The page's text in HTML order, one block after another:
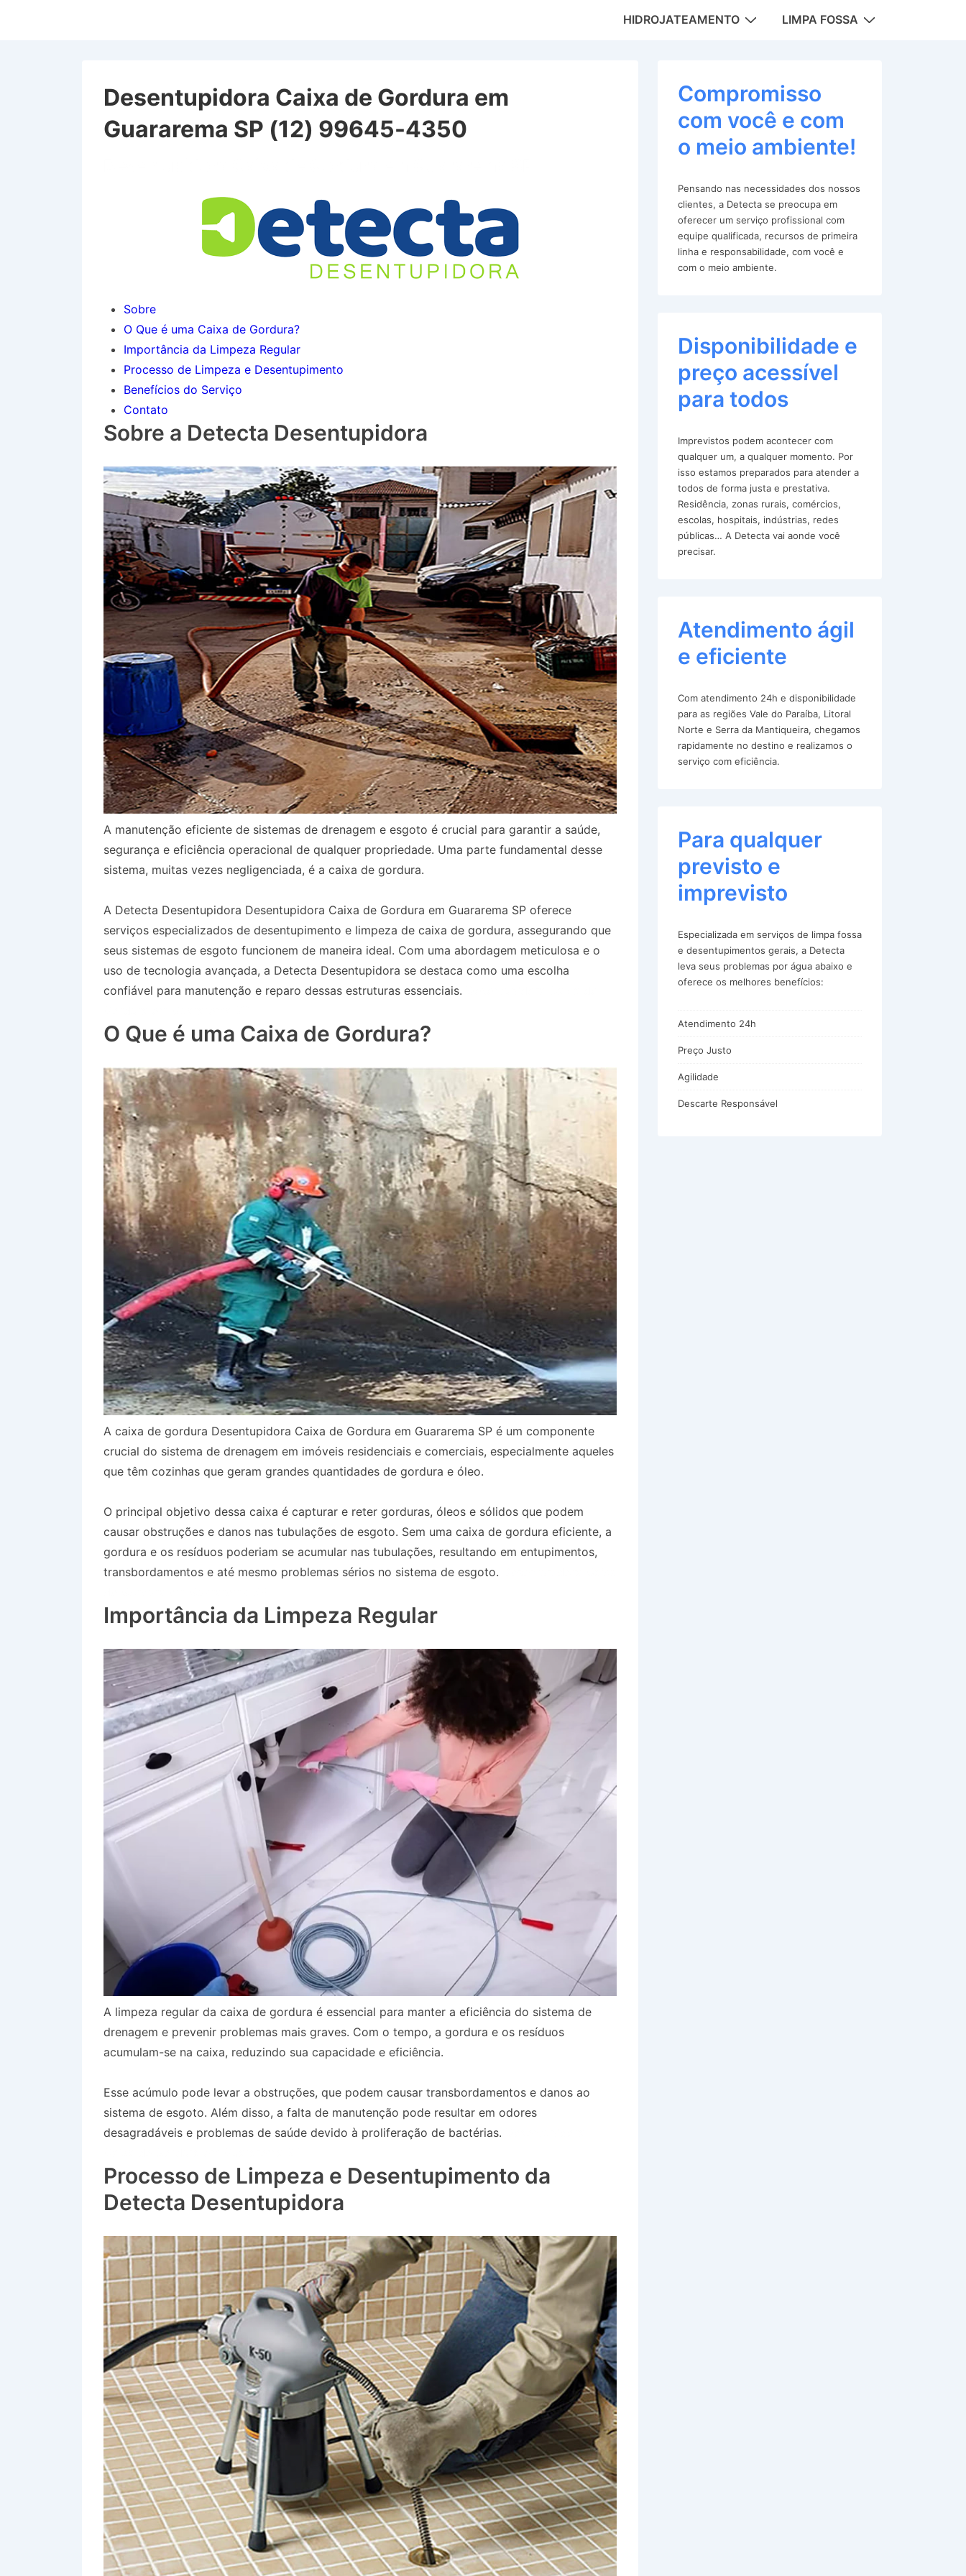
MainHIDROJATEAMENTO LIMPA FOSSA
Desentupidora Caixa de Gordura em
Guararema SP (12) 99645-4350
Sobre
O Que é uma Caixa de Gordura?
Importância da Limpeza Regular
Processo de Limpeza e Desentupimento
Benefícios do Serviço
Contato
Sobre a Detecta Desentupidora
A manutenção eficiente de sistemas de drenagem e esgoto é crucial para garantir a saúde,
segurança e eficiência operacional de qualquer propriedade. Uma parte fundamental desse
sistema, muitas vezes negligenciada, é a caixa de gordura.
A Detecta Desentupidora Desentupidora Caixa de Gordura em Guararema SP oferece
serviços especializados de desentupimento e limpeza de caixa de gordura, assegurando que
seus sistemas de esgoto funcionem de maneira ideal. Com uma abordagem meticulosa e o
uso de tecnologia avançada, a Detecta Desentupidora se destaca como uma escolha
confiável para manutenção e reparo dessas estruturas essenciais.
O Que é uma Caixa de Gordura?
A caixa de gordura Desentupidora Caixa de Gordura em Guararema SP é um componente
crucial do sistema de drenagem em imóveis residenciais e comerciais, especialmente aqueles
que têm cozinhas que geram grandes quantidades de gordura e óleo.
O principal objetivo dessa caixa é capturar e reter gorduras, óleos e sólidos que podem
causar obstruções e danos nas tubulações de esgoto. Sem uma caixa de gordura eficiente, a
gordura e os resíduos poderiam se acumular nas tubulações, resultando em entupimentos,
transbordamentos e até mesmo problemas sérios no sistema de esgoto.
Importância da Limpeza Regular
A limpeza regular da caixa de gordura é essencial para manter a eficiência do sistema de
drenagem e prevenir problemas mais graves. Com o tempo, a gordura e os resíduos
acumulam-se na caixa, reduzindo sua capacidade e eficiência.
Esse acúmulo pode levar a obstruções, que podem causar transbordamentos e danos ao
sistema de esgoto. Além disso, a falta de manutenção pode resultar em odores
desagradáveis e problemas de saúde devido à proliferação de bactérias.
Processo de Limpeza e Desentupimento da
Detecta Desentupidora
Compromisso
com você e com
o meio ambiente!
Pensando nas necessidades dos nossos
clientes, a Detecta se preocupa em
oferecer um serviço profissional com
equipe qualificada, recursos de primeira
linha e responsabilidade, com você e
com o meio ambiente.
Disponibilidade e
preço acessível
para todos
Imprevistos podem acontecer com
qualquer um, a qualquer momento. Por
isso estamos preparados para atender a
todos de forma justa e prestativa.
Residência, zonas rurais, comércios,
escolas, hospitais, indústrias, redes
públicas… A Detecta vai aonde você
precisar.
Atendimento ágil
e eficiente
Com atendimento 24h e disponibilidade
para as regiões Vale do Paraíba, Litoral
Norte e Serra da Mantiqueira, chegamos
rapidamente no destino e realizamos o
serviço com eficiência.
Para qualquer
previsto e
imprevisto
Especializada em serviços de limpa fossa
e desentupimentos gerais, a Detecta
leva seus problemas por água abaixo e
oferece os melhores benefícios:
Atendimento 24h
Preço Justo
Agilidade
Descarte Responsável